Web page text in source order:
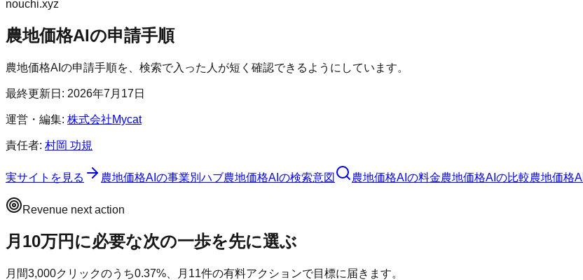
nouchi.xyz
農地価格AIの申請手順
農地価格AIの申請手順を、検索で入った人が短く確認できるようにしています。
最終更新日: 2026年7月17日
運営・編集: 株式会社Mycat
責任者: 村岡 功規
実サイトを見る 農地価格AI の事業別ハブ農地価格AI の検索意図 農地価格AI の料金農地価格AI の比較農地価格AI
Revenue next action
月10万円に必要な次の一歩を先に選ぶ
月間3,000クリックのうち0.37%、月 11件の有料アクションで目標に届きます。